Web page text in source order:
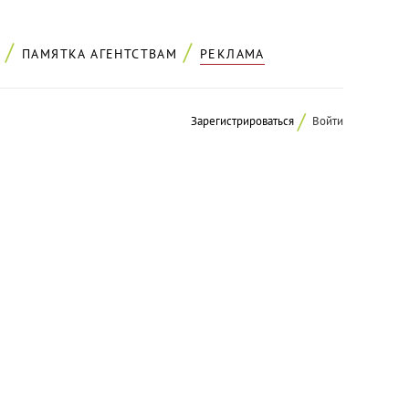
ПАМЯТКА АГЕНТСТВАМ РЕКЛАМА
Зарегистрироваться Войти